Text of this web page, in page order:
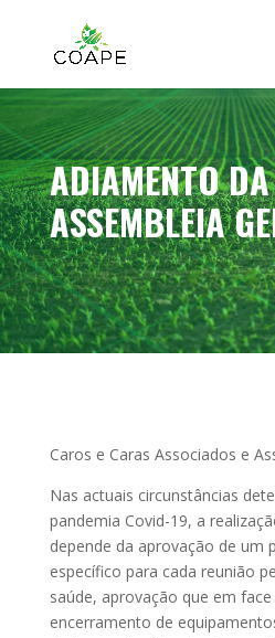
ADIAMENTO DA
ASSEMBLEIA
Caros e Caras Associados e
Nas actuais circunstâncias
pandemia Covid-19, a
depende da aprovação de um
específico para cada reunião
saúde, aprovação que em
encerramento de